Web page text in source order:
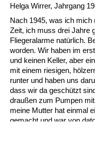
Helga Wirrer, Jahrgang
Nach 1945, was ich
Zeit, ich muss drei Jahre
Fliegeralarme natürlich.
worden. Wir haben im
und keinen Keller, aber
mit einem riesigen,
runter und haben uns
dass wir da geschützt
draußen zum Pumpen
meine Mutter hat einmal
gemacht und war von